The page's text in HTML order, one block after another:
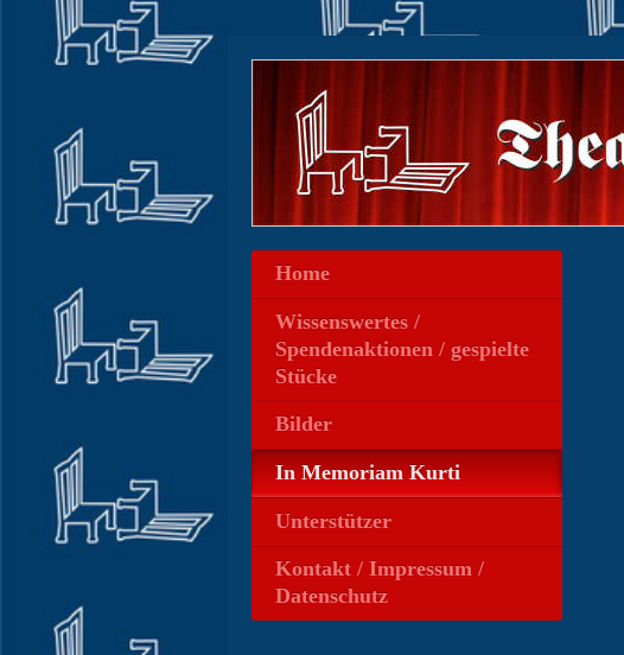
Home
Wissenswertes /
Spendenaktionen / gespielte
Stücke
Bilder
In Memoriam Kurti
Unterstützer
Kontakt / Impressum /
Datenschutz